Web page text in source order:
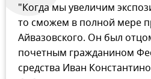
"Когда мы увеличим
то сможем в полной мере
Айвазовского. Он был
почетным гражданином
средства Иван